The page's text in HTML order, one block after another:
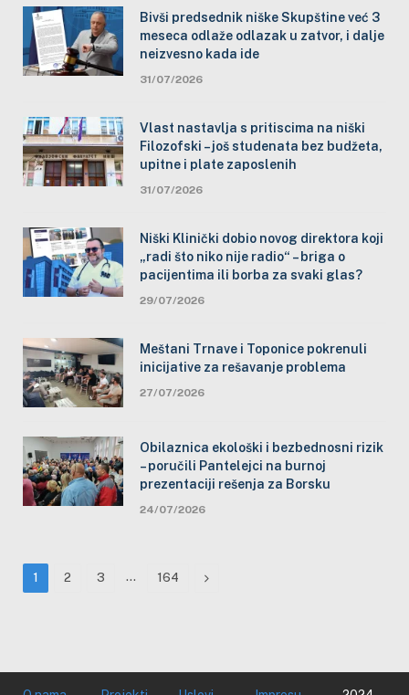
Bivši predsednik niške Skupštine već 3
meseca odlaže odlazak u zatvor, i dalje
neizvesno kada ide
31/07/2026
Vlast nastavlja s pritiscima na niški
Filozofski – još studenata bez budžeta,
upitne i plate zaposlenih
31/07/2026
Niški Klinički dobio novog direktora koji
„radi što niko nije radio“ – briga o
pacijentima ili borba za svaki glas?
29/07/2026
Meštani Trnave i Toponice pokrenuli
inicijative za rešavanje problema
27/07/2026
Obilaznica ekološki i bezbednosni rizik
– poručili Pantelejci na burnoj
prezentaciji rešenja za Borsku
24/07/2026
1 2 3 … 164 Next